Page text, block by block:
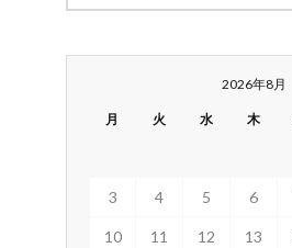
2026年8月
月 火 水 木
3 4 5 6
10 11 12 13